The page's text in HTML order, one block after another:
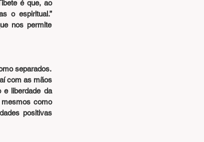
é que, ao
o espiritual.”
nos permite
separados.
com as mãos
e liberdade da
mesmos como
positivas